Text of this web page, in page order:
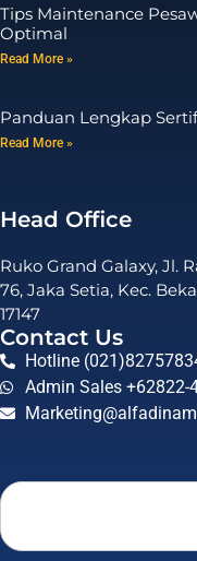
Tips Maintenance
Optimal
Read More »
Panduan Lengkap
Read More »
Head Office
Ruko Grand Galaxy, Jl.
76, Jaka Setia, Kec.
17147
Contact Us
Hotline
Admin Sales +62822-